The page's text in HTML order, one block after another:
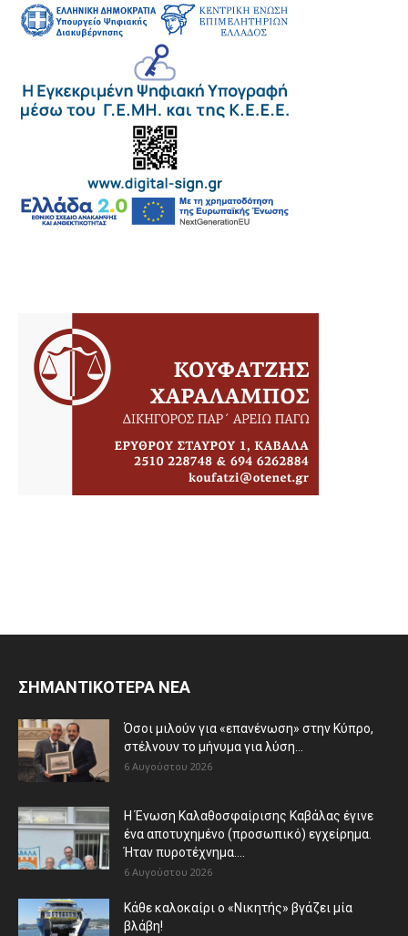
ΣΗΜΑΝΤΙΚΟΤΕΡΑ ΝΕΑ
Όσοι μιλούν για «επανένωση» στην Κύπρο,
στέλνουν το μήνυμα για λύση...
6 Αυγούστου 2026
Η Ένωση Καλαθοσφαίρισης Καβάλας έγινε
ένα αποτυχημένο (προσωπικό) εγχείρημα.
Ήταν πυροτέχνημα....
6 Αυγούστου 2026
Κάθε καλοκαίρι ο «Νικητής» βγάζει μία
βλάβη!